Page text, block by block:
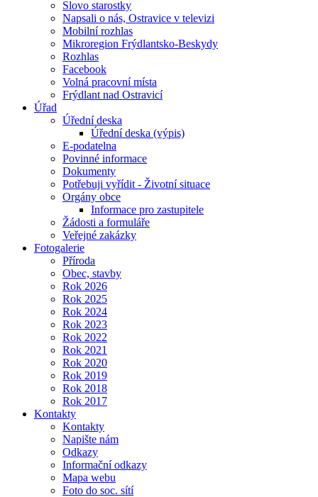
Slovo starostky
Napsali o nás, Ostravice v televizi
Mobilní rozhlas
Mikroregion Frýdlantsko-Beskydy
Rozhlas
Facebook
Volná pracovní místa
Frýdlant nad Ostravicí
Úřad
Úřední deska
Úřední deska (výpis)
E-podatelna
Povinné informace
Dokumenty
Potřebuji vyřídit - Životní situace
Orgány obce
Informace pro zastupitele
Žádosti a formuláře
Veřejné zakázky
Fotogalerie
Příroda
Obec, stavby
Rok 2026
Rok 2025
Rok 2024
Rok 2023
Rok 2022
Rok 2021
Rok 2020
Rok 2019
Rok 2018
Rok 2017
Kontakty
Kontakty
Napište nám
Odkazy
Informační odkazy
Mapa webu
Foto do soc. sítí